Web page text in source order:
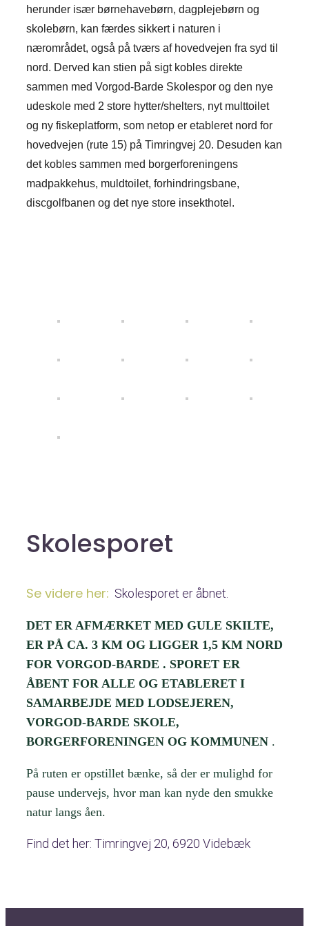
herunder især børnehavebørn, dagplejebørn og
skolebørn, kan færdes sikkert i naturen i
nærområdet, også på tværs af hovedvejen fra syd til
nord. Derved kan stien på sigt kobles direkte
sammen med Vorgod-Barde Skolespor og den nye
udeskole med 2 store hytter/shelters, nyt multtoilet
og ny fiskeplatform, som netop er etableret nord for
hovedvejen (rute 15) på Timringvej 20. Desuden kan
det kobles sammen med borgerforeningens
madpakkehus, muldtoilet, forhindringsbane,
discgolfbanen og det nye store insekthotel.
Skolesporet
Se videre her: Skolesporet er åbnet.
DET ER AFMÆRKET MED GULE SKILTE,
ER PÅ CA. 3 KM OG LIGGER 1,5 KM NORD
FOR VORGOD-BARDE . SPORET ER
ÅBENT FOR ALLE OG ETABLERET I
SAMARBEJDE MED LODSEJEREN,
VORGOD-BARDE SKOLE,
BORGERFORENINGEN OG KOMMUNEN .
På ruten er opstillet bænke, så der er mulighd for
pause undervejs, hvor man kan nyde den smukke
natur langs åen.
Find det her: Timringvej 20, 6920 Videbæk